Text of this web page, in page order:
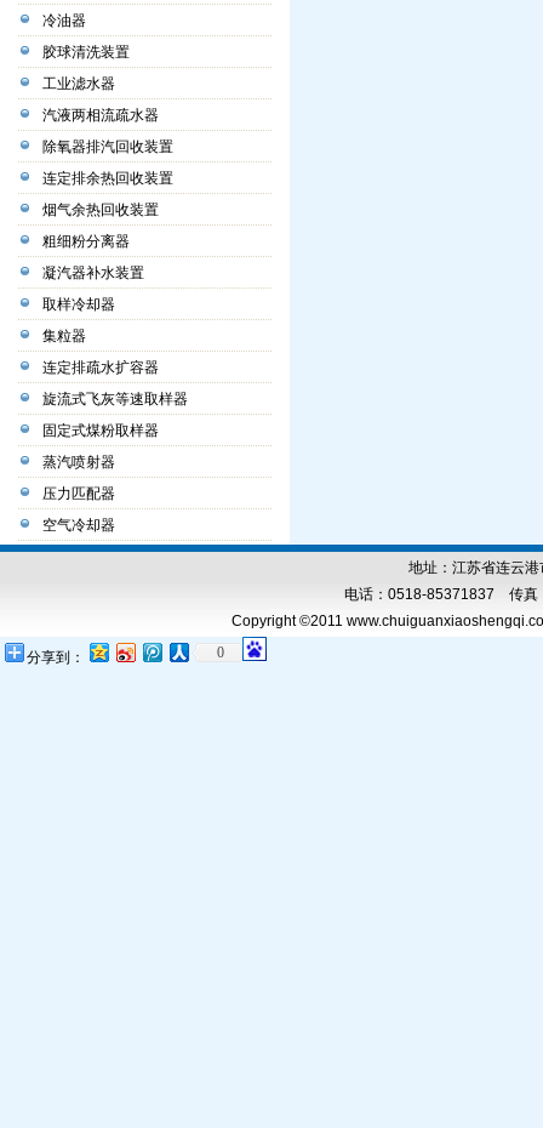
冷油器
胶球清洗装置
工业滤水器
汽液两相流疏水器
除氧器排汽回收装置
连定排余热回收装置
烟气余热回收装置
粗细粉分离器
凝汽器补水装置
取样冷却器
集粒器
连定排疏水扩容器
旋流式飞灰等速取样器
固定式煤粉取样器
蒸汽喷射器
压力匹配器
空气冷却器
地址：江苏省连云
电话：0518-85371837 传
Copyright ©2011
分享到： 0